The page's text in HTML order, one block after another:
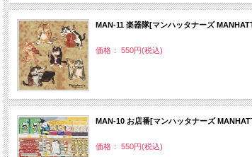
MAN‐11 楽器隊[マンハッタナーズ
価格： 550円(税込)
MAN‐10 お店番[マンハッタナーズ
価格： 550円(税込)